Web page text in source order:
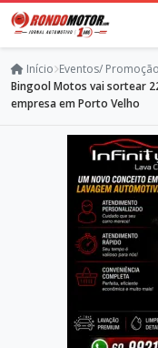
Início Eventos/ Promoção
Bingool Motos vai sortear
empresa em Porto Velho